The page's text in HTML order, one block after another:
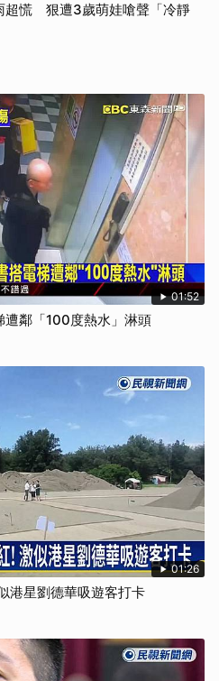
超慌 狠遭3歲萌娃嗆聲「冷靜
01:52
遭鄰「100度熱水」淋頭
01:26
港星劉德華吸遊客打卡